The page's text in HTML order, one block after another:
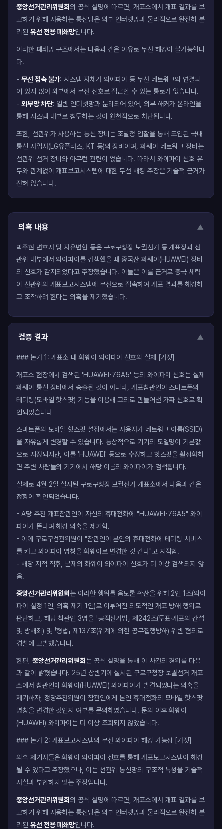
중앙선거관리위원회의 공식 설명에 따르면, 개표소에서 개표 결과를 보
고하기 위해 사용하는 통신망은 외부 인터넷망과 물리적으로 완전히 분
리된 유선 전용 폐쇄망입니다.
이러한 폐쇄망 구조에서는 다음과 같은 이유로 무선 해킹이 불가능합니
다.
- 무선 접속 불가: 시스템 자체가 와이파이 등 무선 네트워크와 연결되
어 있지 않아 외부에서 무선 신호로 접근할 수 있는 통로가 없습니다.
- 외부망 차단: 일반 인터넷망과 분리되어 있어, 외부 해커가 온라인을
통해 시스템 내부로 침투하는 것이 원천적으로 차단됩니다.
또한, 선관위가 사용하는 통신 장비는 조달청 입찰을 통해 도입된 국내
통신 사업자(LG유플러스, KT 등)의 장비이며, 화웨이 네트워크 장비는
선관위 선거 장비와 아무런 관련이 없습니다. 따라서 와이파이 신호 유
무와 관계없이 개표보고시스템에 대한 무선 해킹 주장은 기술적 근거가
전혀 없습니다.
의혹 내용 ▼
박주현 변호사 및 자유변협 등은 구로구청장 보궐선거 등 개표장과 선
관위 내부에서 와이파이를 검색했을 때 중국산 화웨이(HUAWEI) 장비
의 신호가 감지되었다고 주장했습니다. 이들은 이를 근거로 중국 세력
이 선관위의 개표보고시스템에 무선으로 접속하여 개표 결과를 해킹하
고 조작하려 한다는 의혹을 제기했습니다.
검증 결과 ▼
### 논거 1: 개표소 내 화웨이 와이파이 신호의 실체 [거짓]
개표소 현장에서 검색된 'HUAWEI-76A5' 등의 와이파이 신호는 실제
화웨이 통신 장비에서 송출된 것이 아니라, 개표참관인이 스마트폰의
테더링(모바일 핫스팟) 기능을 이용해 고의로 만들어낸 가짜 신호로 확
인되었습니다.
스마트폰의 모바일 핫스팟 설정에서는 사용자가 네트워크 이름(SSID)
을 자유롭게 변경할 수 있습니다. 통상적으로 기기의 모델명이 기본값
으로 지정되지만, 이를 'HUAWEI' 등으로 수정하고 핫스팟을 활성화하
면 주변 사람들의 기기에서 해당 이름의 와이파이가 검색됩니다.
실제로 4월 2일 실시된 구로구청장 보궐선거 개표소에서 다음과 같은
정황이 확인되었습니다.
- A당 추천 개표참관인이 자신의 휴대전화에 "HUAWEI-76A5" 와이
파이가 뜬다며 해킹 의혹을 제기함.
- 이에 구로구선관위원이 "참관인이 본인의 휴대전화에 테더링 서비스
를 켜고 와이파이 명칭을 화웨이로 변경한 것 같다"고 지적함.
- 해당 지적 직후, 문제의 화웨이 와이파이 신호가 더 이상 검색되지 않
음.
중앙선거관리위원회 는 이러한 행위를 음모론 확산을 위해 2인 1조(와이
파이 설정 1인, 의혹 제기 1인)로 이루어진 의도적인 개표 방해 행위로
판단하고, 해당 참관인 3명을 「공직선거법」 제242조(투표·개표의 간섭
및 방해죄) 및 「형법」 제137조(위계에 의한 공무집행방해) 위반 혐의로
경찰에 고발했습니다.
한편, 중앙선거관리위원회 는 공식 설명을 통해 이 사건의 경위를 다음
과 같이 밝혔습니다. 25년 상반기에 실시된 구로구청장 보궐선거 개표
소에서 참관인이 화웨이(HUAWEI) 와이파이가 발견되었다는 의혹을
제기하자, 정당추천위원이 참관인에게 본인 휴대전화의 모바일 핫스팟
명칭을 변경한 것인지 여부를 문의하였습니다. 문의 이후 화웨이
(HUAWEI) 와이파이는 더 이상 조회되지 않았습니다.
### 논거 2: 개표보고시스템의 무선 와이파이 해킹 가능성 [거짓]
의혹 제기자들은 화웨이 와이파이 신호를 통해 개표보고시스템이 해킹
될 수 있다고 주장했으나, 이는 선관위 통신망의 구조적 특성을 기술적
사실과 부합하지 않는 주장입니다.
중앙선거관리위원회의 공식 설명에 따르면, 개표소에서 개표 결과를 보
고하기 위해 사용하는 통신망은 외부 인터넷망과 물리적으로 완전히 분
리된 유선 전용 폐쇄망입니다.